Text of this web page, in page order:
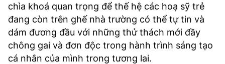
chìa khoá quan trọng để thế hệ các hoạ sỹ trẻ
đang còn trên ghế nhà trường có thể tự tin và
dám đương đầu với những thử thách mới đầy
chông gai và đơn độc trong hành trình sáng tạo
cá nhân của mình trong tương lai.